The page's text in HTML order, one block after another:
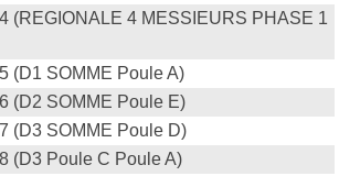
(REGIONALE 4 MESSIEURS PHASE 1
(D1 SOMME Poule A)
(D2 SOMME Poule E)
(D3 SOMME Poule D)
(D3 Poule C Poule A)